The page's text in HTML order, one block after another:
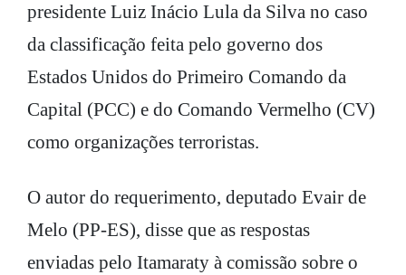
presidente Luiz Inácio Lula da Silva no caso
da classificação feita pelo governo dos
Estados Unidos do Primeiro Comando da
Capital (PCC) e do Comando Vermelho (CV)
como organizações terroristas.
O autor do requerimento, deputado Evair de
Melo (PP-ES), disse que as respostas
enviadas pelo Itamaraty à comissão sobre o